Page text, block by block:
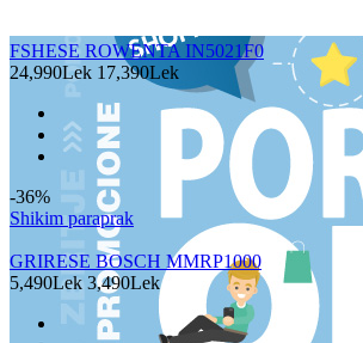
FSHESE ROWENTA IN5021F0
24,990Lek 17,390Lek
-36%
Shikim paraprak
GRIRESE BOSCH MMRP1000
5,490Lek 3,490Lek